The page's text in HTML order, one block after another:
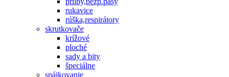
rukavice
rúška,respirátory
skrutkovače
krížové
ploché
sady a bity
špeciálne
spájkovanie